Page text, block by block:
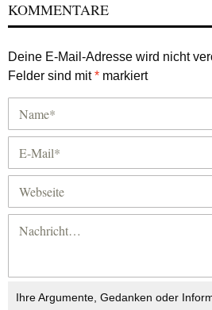
KOMMENTARE
Deine E-Mail-Adresse wird nicht
Felder sind mit* markiert
Ihre Argumente, Gedanken oder